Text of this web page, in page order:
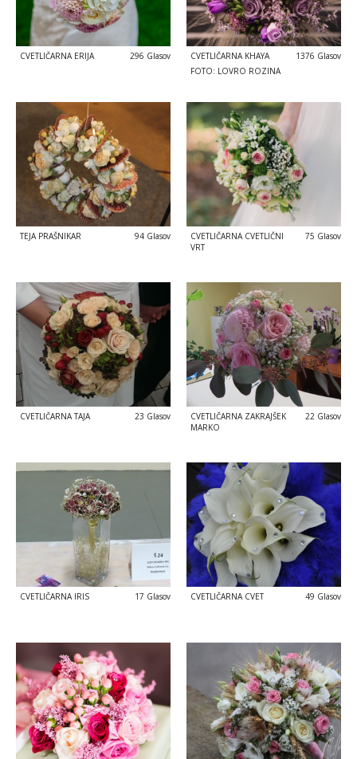
CVETLIČARNA ERIJA 296 Glasov
CVETLIČARNA KHAYA
FOTO: LOVRO ROZINA
1376 Glasov
TEJA PRAŠNIKAR 94 Glasov
CVETLIČARNA CVETLIČNI
VRT
75 Glasov
CVETLIČARNA TAJA 23 Glasov
CVETLIČARNA ZAKRAJŠEK
MARKO
22 Glasov
CVETLIČARNA IRIS 17 Glasov CVETLIČARNA CVET 49 Glasov